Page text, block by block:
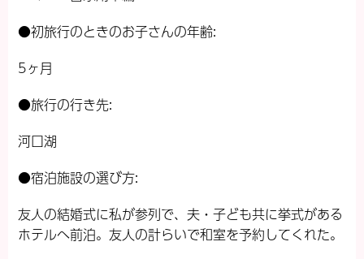
●初旅行のときのお子さんの年齢:
5ヶ月
●旅行の行き先:
河口湖
●宿泊施設の選び方:
友人の結婚式に私が参列で、夫・子ども共に挙式がある
ホテルへ前泊。友人の計らいで和室を予約してくれた。